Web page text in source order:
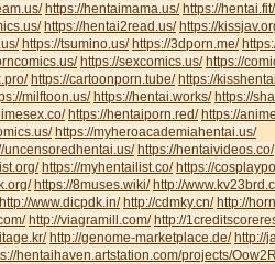
https://hentaimama.us/ https://hentai.fit/
https://hentai2read.us/ https://
https://tsumino.us/ https://3dporn.me/
https://sexcomics.us/ https://
https://cartoonporn.tube/ https://
milftoon.us/ https://hentai.works/ https://
https://hentaiporn.red/ https://
https://myheroacademiahentai.us/
uncensoredhentai.us/ https://hentaivideos.co/
https://myhentailist.co/ https://
https://8muses.wiki/ http://
http://www.dicpdk.in/ http://cdmky.cn/ http://
http://viagramill.com/ http://
http://genome-marketplace.de/ http://
hentaihaven.artstation.com/projects/